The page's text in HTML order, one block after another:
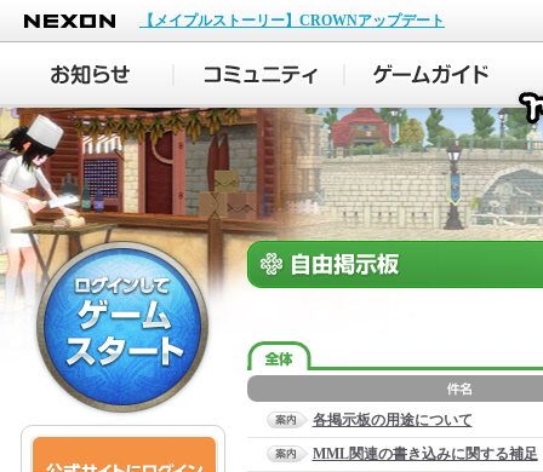
NEXON
【メイプルストーリー】CROWNアップデート
各掲示板の用途について
MML関連の書き込みに関する補足